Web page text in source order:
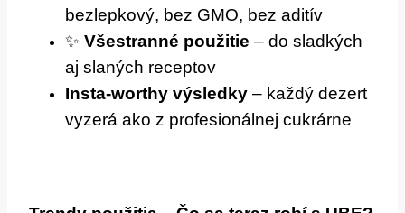
bezlepkový, bez GMO, bez aditív
✨ Všestranné použitie – do sladkých
aj slaných receptov
Insta-worthy výsledky – každý dezert
vyzerá ako z profesionálnej cukrárne